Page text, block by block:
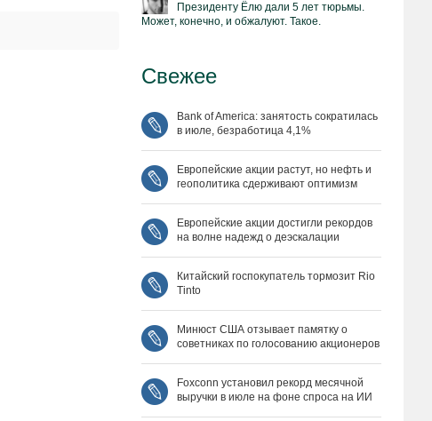
Президенту Ёлю дали 5 лет тюрьмы.
Может, конечно, и обжалуют. Такое.
Свежее
Bank of America: занятость сократилась
в июле, безработица 4,1%
Европейские акции растут, но нефть и
геополитика сдерживают оптимизм
Европейские акции достигли рекордов
на волне надежд о деэскалации
Китайский госпокупатель тормозит Rio
Tinto
Минюст США отзывает памятку о
советниках по голосованию акционеров
Foxconn установил рекорд месячной
выручки в июле на фоне спроса на ИИ